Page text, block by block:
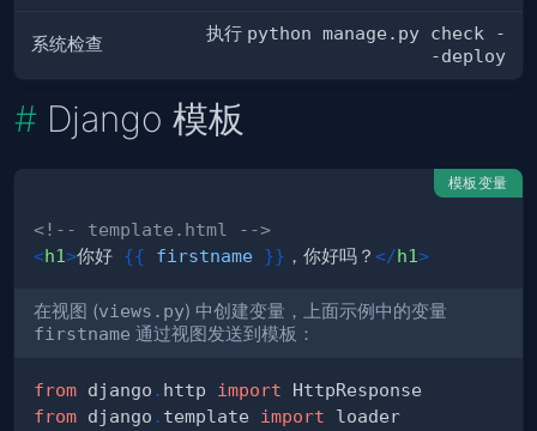
系统检查 执行 python manage.py check -
-deploy
Django 模板
模板变量
<!-- template.html -->
<h1>你好 {{ firstname }} ，你好吗？ </h1>
在视图 (views.py) 中创建变量，上面示例中的变量
firstname 通过视图发送到模板：
from django . http import
from django . template import